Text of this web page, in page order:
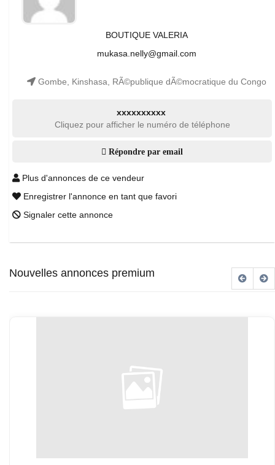
BOUTIQUE VALERIA
mukasa.nelly@gmail.com
Gombe, Kinshasa, RÃ©publique dÃ©mocratique du Congo
xxxxxxxxxx
Cliquez pour afficher le numéro de téléphone
Répondre par email
Plus d'annonces de ce vendeur
Enregistrer l'annonce en tant que favori
Signaler cette annonce
Nouvelles annonces premium